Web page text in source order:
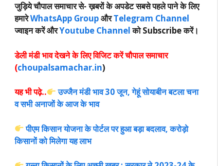
जुड़िये चौपाल समाचार से-ख़बरों के अपडेट सबसे पहले पाने के लिए
हमारेWhatsApp GroupऔरTelegram Channel
ज्वाइन करें औरYoutube Channelको Subscribe करें।
डेली मंडी भाव देखने के लिए विजिट करें चौपाल समाचार
(choupalsamachar.in)
यह भी पढ़े..
उज्जैन मंडी भाव 30 जून, गेहूं सोयाबीन बटला चना
व सभी अनाजों के आज के भाव
पीएम किसान योजना के पोर्टल पर हुआ बड़ा बदलाव, करोड़ो
किसानों को मिलेगा यह लाभ